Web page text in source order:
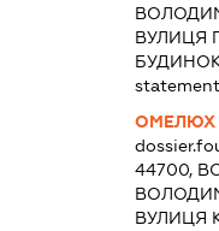
ВУЛИЦЯ
БУДИНОК
ОМЕЛЮХ
44700,
ВУЛИЦЯ